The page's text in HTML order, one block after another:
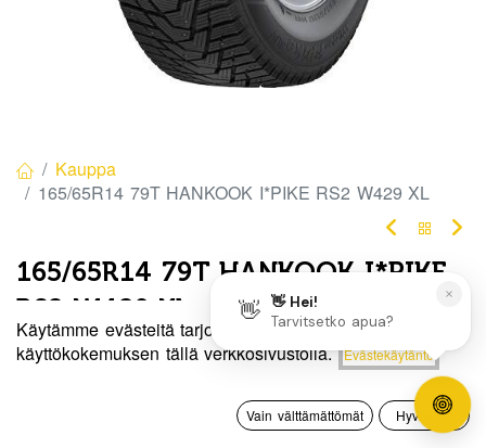
Hinta:
Lisää ostoskoriin
0
Toivelista Tili
Kauppa
165/65R14 79T HANKOOK I*PIKE RS2 W429 XL
165/65R14 79T HANKOOK I*PIKE
RS2 W429 XL
EAN:8808563563756 Tuotekoodi:276121
Käytämme evästeitä tarjotaksemme sinulle paremman
käyttökokemuksen tällä verkkosivustolla.
Evästekäytäntö
Vain välttämättömät Hyväksyn